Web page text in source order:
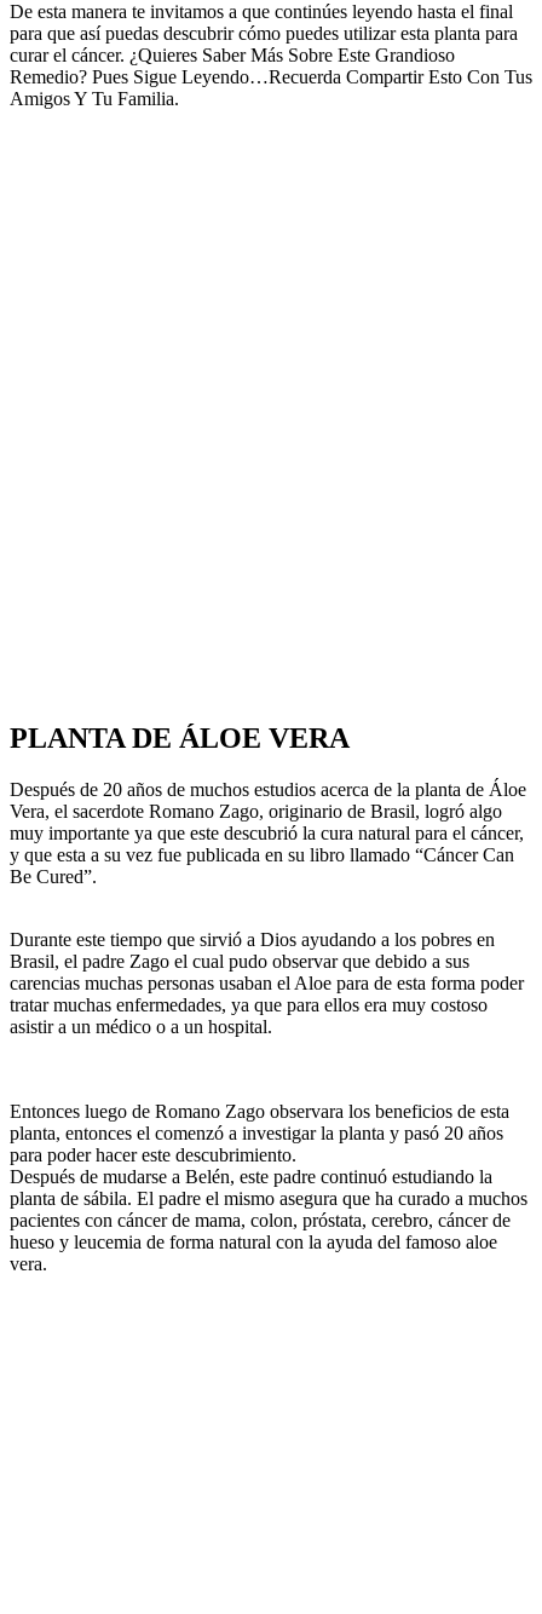
De esta manera te invitamos a que continúes leyendo hasta el final
para que así puedas descubrir cómo puedes utilizar esta planta para
curar el cáncer. ¿Quieres Saber Más Sobre Este Grandioso
Remedio? Pues Sigue Leyendo…Recuerda Compartir Esto Con Tus
Amigos Y Tu Familia.
PLANTA DE ÁLOE VERA
Después de 20 años de muchos estudios acerca de la planta de Áloe
Vera, el sacerdote Romano Zago, originario de Brasil, logró algo
muy importante ya que este descubrió la cura natural para el cáncer,
y que esta a su vez fue publicada en su libro llamado “Cáncer Can
Be Cured”.
Durante este tiempo que sirvió a Dios ayudando a los pobres en
Brasil, el padre Zago el cual pudo observar que debido a sus
carencias muchas personas usaban el Aloe para de esta forma poder
tratar muchas enfermedades, ya que para ellos era muy costoso
asistir a un médico o a un hospital.
Entonces luego de Romano Zago observara los beneficios de esta
planta, entonces el comenzó a investigar la planta y pasó 20 años
para poder hacer este descubrimiento.
Después de mudarse a Belén, este padre continuó estudiando la
planta de sábila. El padre el mismo asegura que ha curado a muchos
pacientes con cáncer de mama, colon, próstata, cerebro, cáncer de
hueso y leucemia de forma natural con la ayuda del famoso aloe
vera.